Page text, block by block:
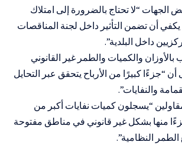
الجهات “لا تحتاج بالضرورة إلى امتلاك
أن تضمن التأثير داخل لجنة المناقصات
داخل البلدية”.
والكميات والطمر غير القانوني
أن “جزءًا كبيرًا من الأرباح يتحقق عبر التحايل
والنفايات”.
“يسجلون كميات نفايات أكبر من
منها بشكل غير قانوني في مناطق مفتوحة
الطمر النظامية”.